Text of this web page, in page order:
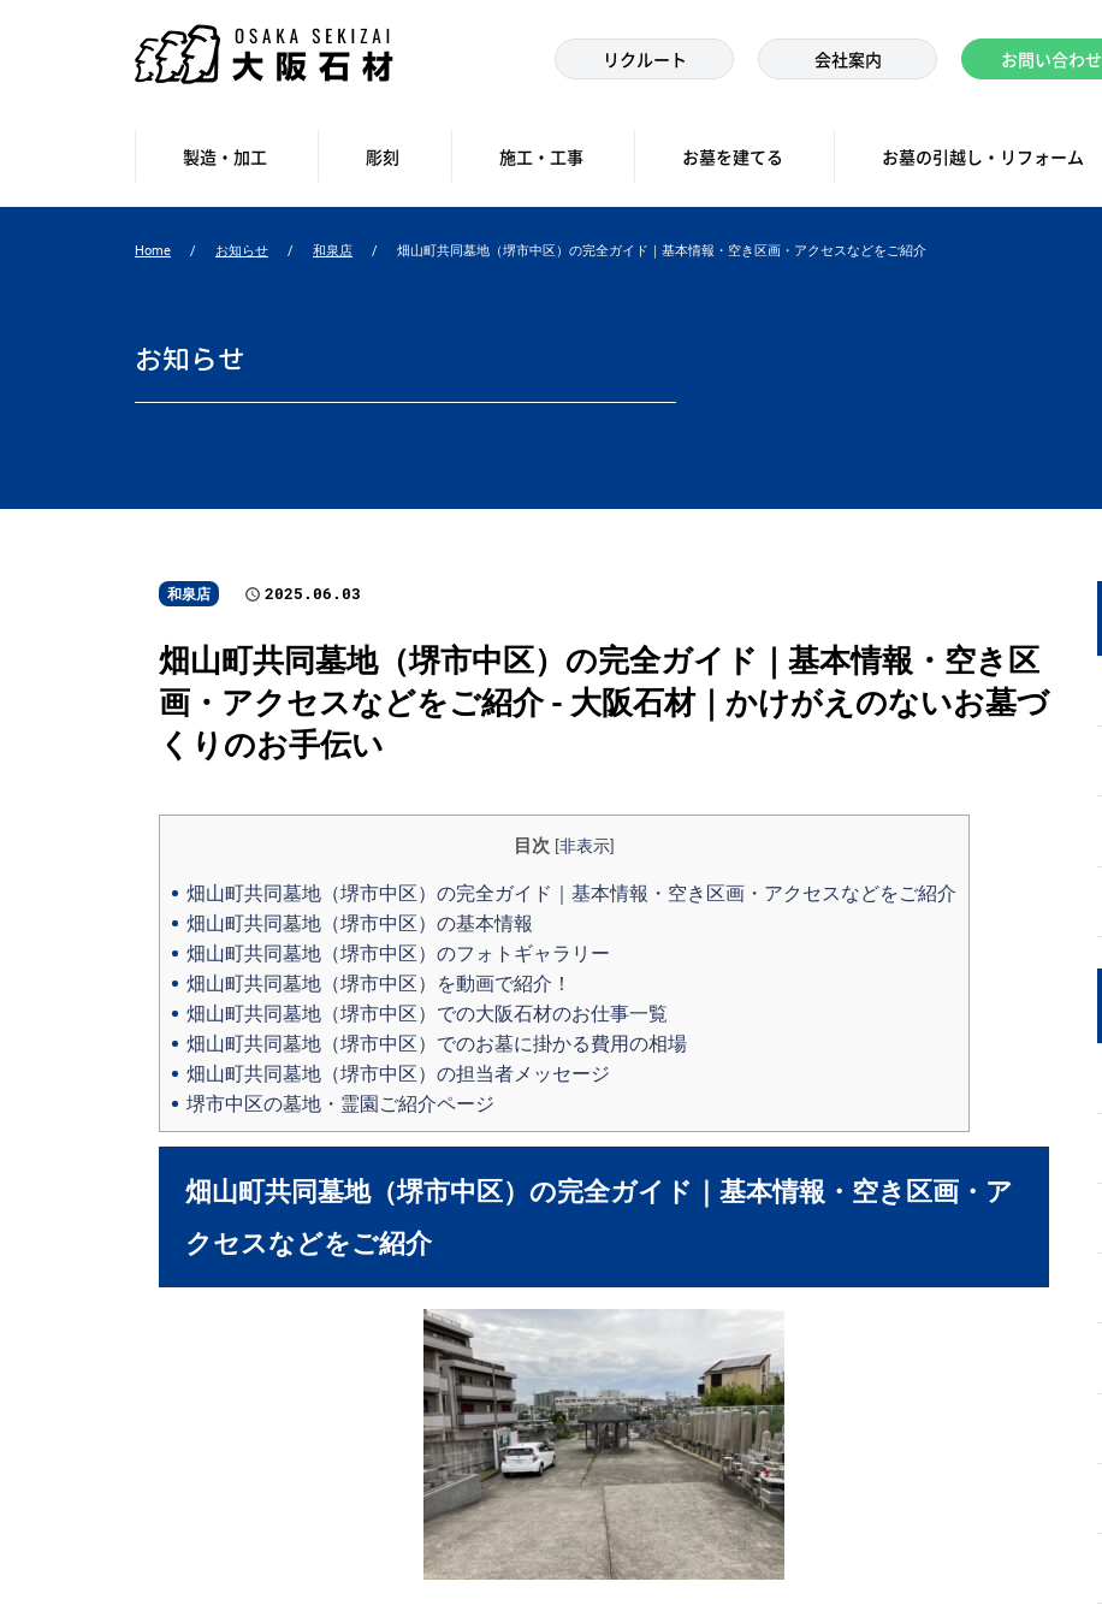
リクルート 会社案内 お問い合わせ
製造・加工 彫刻 施工・工事 お墓を建てる お墓の引越し・リフォーム
Home お知らせ 和泉店 畑山町共同墓地（堺市中区）の完全ガイド｜基本情報・空き区画・アクセスなどをご紹介
お知らせ
和泉店 2025.06.03
畑山町共同墓地（堺市中区）の完全ガイド｜基本情報・空き区
画・アクセスなどをご紹介 - 大阪石材｜かけがえのないお墓づ
くりのお手伝い
目次 [非表示]
畑山町共同墓地（堺市中区）の完全ガイド｜基本情報・空き区画・アクセスなどをご紹介
畑山町共同墓地（堺市中区）の基本情報
畑山町共同墓地（堺市中区）のフォトギャラリー
畑山町共同墓地（堺市中区）を動画で紹介！
畑山町共同墓地（堺市中区）での大阪石材のお仕事一覧
畑山町共同墓地（堺市中区）でのお墓に掛かる費用の相場
畑山町共同墓地（堺市中区）の担当者メッセージ
堺市中区の墓地・霊園ご紹介ページ
畑山町共同墓地（堺市中区）の完全ガイド｜基本情報・空き区画・ア
クセスなどをご紹介